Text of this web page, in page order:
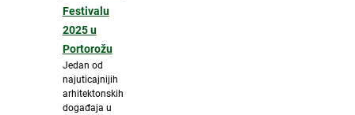
Festivalu
2025 u
Portorožu
Jedan od
najuticajnijih
arhitektonskih
događaja u